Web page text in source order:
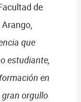
de
que
estudiante,
en
orgullo